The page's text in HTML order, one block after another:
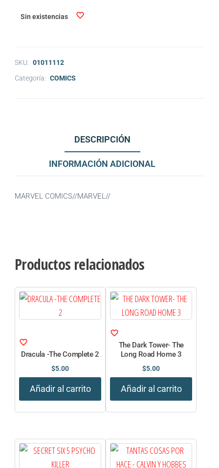
Sin existencias
SKU: 01011112
Categoría: COMICS
DESCRIPCIÓN
INFORMACIÓN ADICIONAL
MARVEL COMICS//MARVEL//
Productos relacionados
Dracula -The Complete 2
$5.00
Añadir al carrito
The Dark Tower- The
Long Road Home 3
$5.00
Añadir al carrito